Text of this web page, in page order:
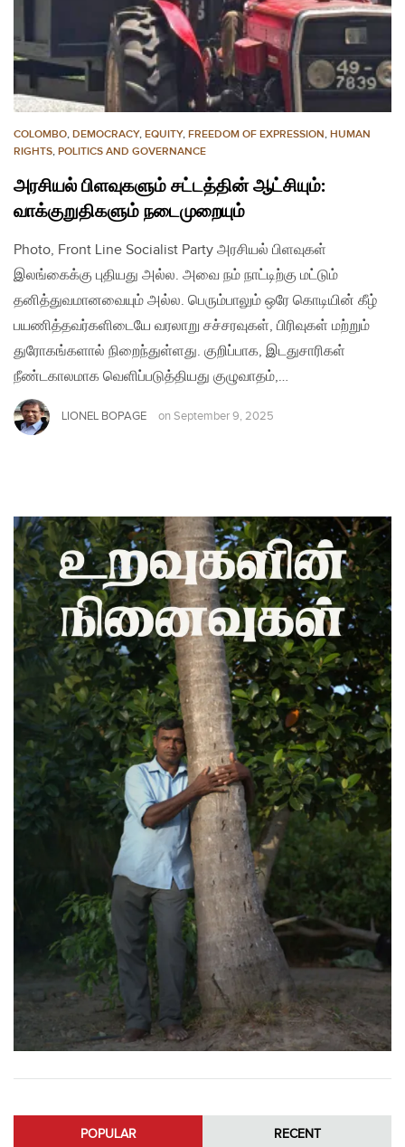
COLOMBO, DEMOCRACY, EQUITY, FREEDOM OF EXPRESSION, HUMAN
RIGHTS, POLITICS AND GOVERNANCE
அரசியல் பிளவுகளும் சட்டத்தின் ஆட்சியும்:
வாக்குறுதிகளும் நடைமுறையும்
Photo, Front Line Socialist Party அரசியல் பிளவுகள்
இலங்கைக்கு புதியது அல்ல. அவை நம் நாட்டிற்கு மட்டும்
தனித்துவமானவையும் அல்ல. பெரும்பாலும் ஒரே கொடியின் கீழ்
பயணித்தவர்களிடையே வரலாறு சச்சரவுகள், பிரிவுகள் மற்றும்
துரோகங்களால் நிறைந்துள்ளது. குறிப்பாக, இடதுசாரிகள்
நீண்டகாலமாக வெளிப்படுத்தியது குழுவாதம்,…
LIONEL BOPAGE on September 9, 2025
POPULAR RECENT